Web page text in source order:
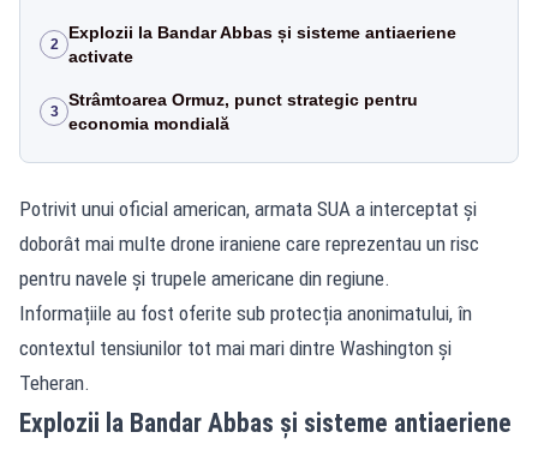
2
Explozii la Bandar Abbas și sisteme antiaeriene
activate
3
Strâmtoarea Ormuz, punct strategic pentru
economia mondială
Potrivit unui oficial american, armata SUA a interceptat și
doborât mai multe drone iraniene care reprezentau un risc
pentru navele și trupele americane din regiune.
Informațiile au fost oferite sub protecția anonimatului, în
contextul tensiunilor tot mai mari dintre Washington și
Teheran.
Explozii la Bandar Abbas și sisteme antiaeriene